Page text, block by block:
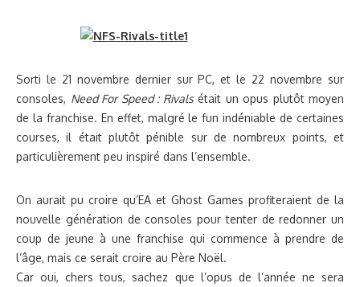
Sorti le 21 novembre dernier sur PC, et le 22 novembre sur
consoles, Need For Speed : Rivalsétait un opus plutôt moyen
de la franchise. En effet, malgré le fun indéniable de certaines
courses, il était plutôt pénible sur de nombreux points, et
particulièrement peu inspiré dans l’ensemble.
On aurait pu croire qu’EA et Ghost Games profiteraient de la
nouvelle génération de consoles pour tenter de redonner un
coup de jeune à une franchise qui commence à prendre de
l’âge, mais ce serait croire au Père Noël.
Car oui, chers tous, sachez que l’opus de l’année ne sera